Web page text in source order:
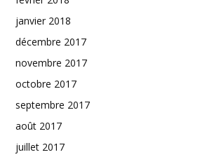
janvier 2018
décembre 2017
novembre 2017
octobre 2017
septembre 2017
août 2017
juillet 2017